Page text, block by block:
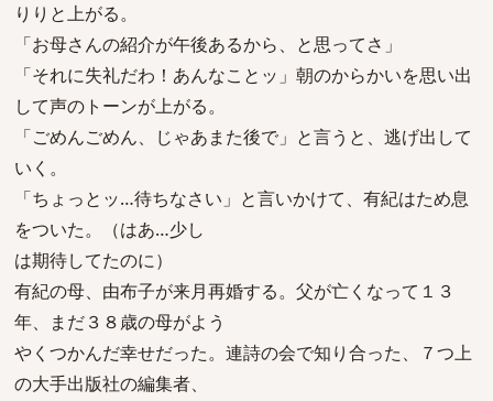
りりと上がる。
「お母さんの紹介が午後あるから、と思ってさ」
「それに失礼だわ！あんなことッ」朝のからかいを思い出
して声のトーンが上がる。
「ごめんごめん、じゃあまた後で」と言うと、逃げ出して
いく。
「ちょっとッ…待ちなさい」と言いかけて、有紀はため息
をついた。（はあ…少し
は期待してたのに）
有紀の母、由布子が来月再婚する。父が亡くなって１３
年、まだ３８歳の母がよう
やくつかんだ幸せだった。連詩の会で知り合った、７つ上
の大手出版社の編集者、